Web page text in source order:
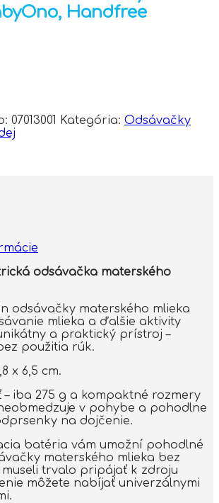
Handfree
07013001 Kategória: Odsávačky
odsávačka materského
odsávačky materského mlieka
mlieka a ďalšie aktivity
a praktický prístroj –
použitia rúk.
x 6,5 cm.
– iba 275 g a kompaktné rozmery
v pohybe a pohodlne
na dojčenie.
batéria vám umožní pohodlné
materského mlieka bez
trvalo pripájať k zdroju
môžete nabíjať univerzálnymi